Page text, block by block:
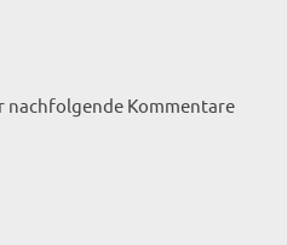
nachfolgende Kommentare